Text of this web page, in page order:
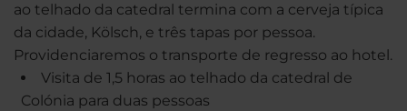
ao telhado da catedral termina com a cerveja típica
da cidade, Kölsch, e três tapas por pessoa.
Providenciaremos o transporte de regresso ao hotel.
Visita de 1,5 horas ao telhado da catedral de
Colónia para duas pessoas